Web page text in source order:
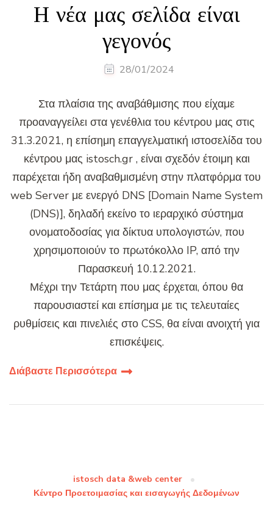
Η νέα μας σελίδα είναι
γεγονός
28/01/2024
Στα πλαίσια της αναβάθμισης που είχαμε
προαναγγείλει στα γενέθλια του κέντρου μας στις
31.3.2021, η επίσημη επαγγελματική ιστοσελίδα του
κέντρου μας istosch.gr , είναι σχεδόν έτοιμη και
παρέχεται ήδη αναβαθμισμένη στην πλατφόρμα του
web Server με ενεργό DNS [Domain Name System
(DNS)], δηλαδή εκείνο το ιεραρχικό σύστημα
ονοματοδοσίας για δίκτυα υπολογιστών, που
χρησιμοποιούν το πρωτόκολλο IP, από την
Παρασκευή 10.12.2021.
Μέχρι την Τετάρτη που μας έρχεται, όπου θα
παρουσιαστεί και επίσημα με τις τελευταίες
ρυθμίσεις και πινελιές στο CSS, θα είναι ανοιχτή για
επισκέψεις.
Διάβαστε Περισσότερα
istosch data &web center
Κέντρο Προετοιμασίας και εισαγωγής Δεδομένων